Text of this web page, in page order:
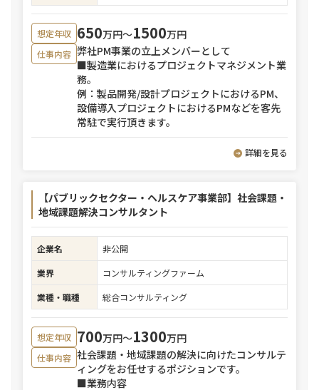
想定年収 650万円〜1500万円
仕事内容 弊社PM事業の立上メンバーとして
■製造業におけるプロジェクトマネジメント業
務。
例：製品開発/設計プロジェクトにおけるPM、
設備導入プロジェクトにおけるPMなどを客先
常駐で実行頂きます。
詳細を見る
【パブリックセクター・ヘルスケア事業部】社会課題・
地域課題解決コンサルタント
企業名
非公開
業界
コンサルティングファーム
業種・職種
総合コンサルティング
想定年収 700万円〜1300万円
仕事内容 社会課題・地域課題の解決に向けたコンサルテ
ィングをお任せするポジションです。
■業務内容